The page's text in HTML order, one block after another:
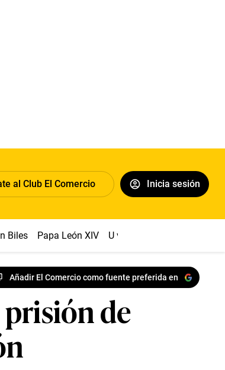
al Club El Comercio Inicia sesión
Biles Papa León XIV U vs Cristal
Añadir El Comercio como fuente preferida en
de